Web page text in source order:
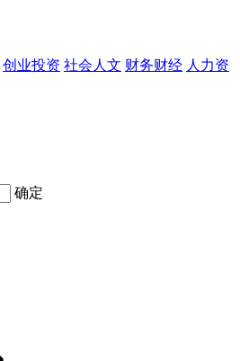
创业投资 社会人文 财务财经 人力资
确定